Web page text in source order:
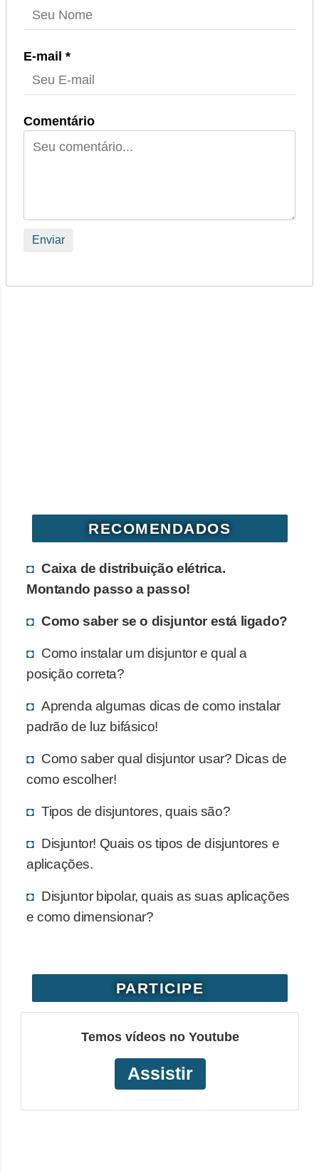
E-mail *
Comentário
RECOMENDADOS
Caixa de distribuição elétrica.
Montando passo a passo!
Como saber se o disjuntor está ligado?
Como instalar um disjuntor e qual a
posição correta?
Aprenda algumas dicas de como instalar
padrão de luz bifásico!
Como saber qual disjuntor usar? Dicas de
como escolher!
Tipos de disjuntores, quais são?
Disjuntor! Quais os tipos de disjuntores e
aplicações.
Disjuntor bipolar, quais as suas aplicações
e como dimensionar?
PARTICIPE
Temos vídeos no Youtube
Assistir